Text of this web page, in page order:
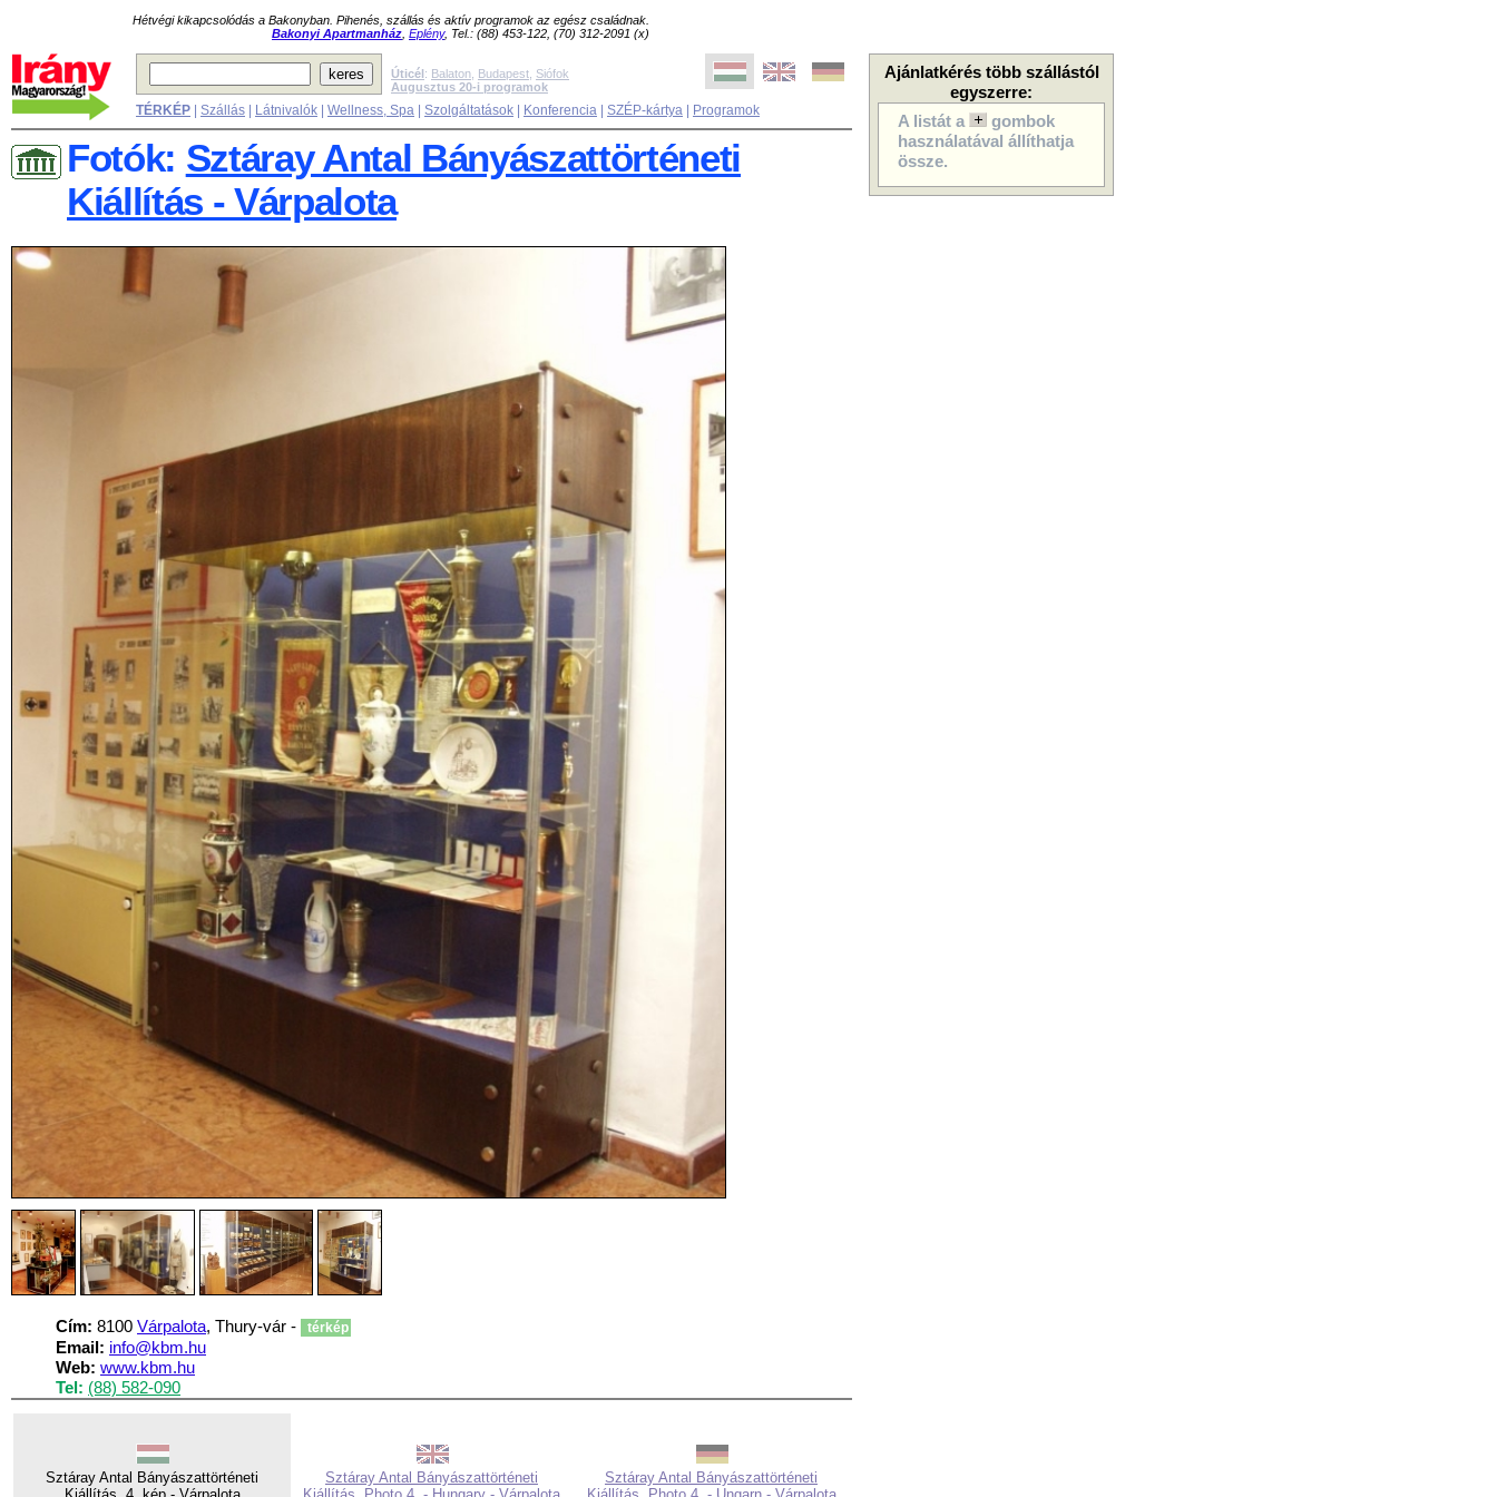
Hétvégi kikapcsolódás a Bakonyban. Pihenés, szállás és aktív programok az egész családnak.
Bakonyi Apartmanház Eplény, Tel.: (88) 453-122, (70) 312-2091 (x)
Ajánlatkérés több szállástól
egyszerre:
A listát a
gombok
használatával állíthatja
össze.
Úticél: Balaton Budapest Siófok
Augusztus 20-i programok
TÉRKÉP Szállás Látnivalók Wellness, Spa Szolgáltatások Konferencia SZÉP-kártya Programok
Fotók: Sztáray Antal Bányászattörténeti
Kiállítás - Várpalota
Cím: 8100 Várpalota, Thury-vár - térkép
Email: info@kbm.hu
Web: www.kbm.hu
Tel: (88) 582-090
Sztáray Antal Bányászattörténeti
Sztáray Antal Bányászattörténeti
Sztáray Antal Bányászattörténeti